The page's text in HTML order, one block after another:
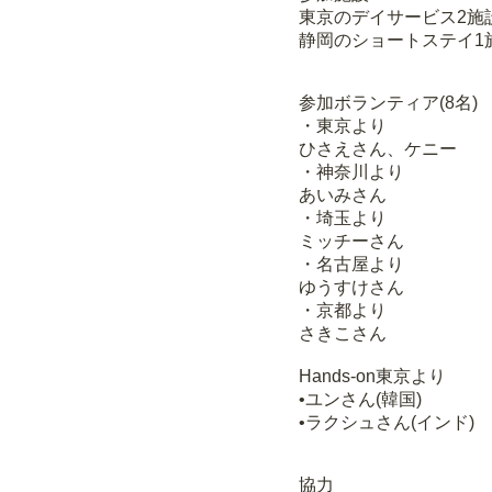
東京のデイサービス2施
静岡のショートステイ1
参加ボランティア(8名)
・東京より
ひさえさん、ケニー
・神奈川より
あいみさん
・埼玉より
ミッチーさん
・名古屋より
ゆうすけさん
・京都より
さきこさん
Hands-on東京より
•ユンさん(韓国)
•ラクシュさん(インド)
協力